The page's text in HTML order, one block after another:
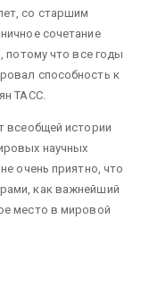
со старшим
сочетание
потому что все годы
способность к
ТАСС.
всеобщей истории
научных
очень приятно, что
как важнейший
место в мировой